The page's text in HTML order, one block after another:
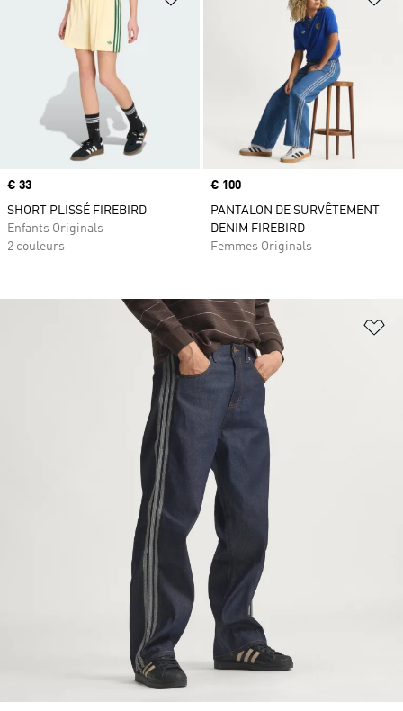
Prix
€ 33
SHORT PLISSÉ FIREBIRD
Enfants Originals
2 couleurs
Prix
€ 100
PANTALON DE SURVÊTEMENT
DENIM FIREBIRD
Femmes Originals